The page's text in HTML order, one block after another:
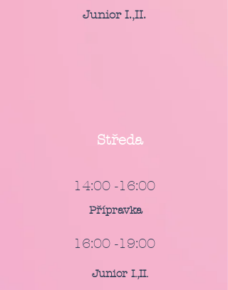
Junior I.,II.
Středa
14:00 -16:00
Přípravka
16:00 -19:00
Junior I.,II.